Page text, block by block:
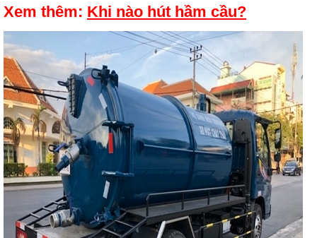
Xem thêm: Khi nào hút hầm cầu?